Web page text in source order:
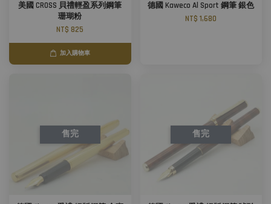
美國 CROSS 貝禮輕盈系列鋼筆
珊瑚粉
NT$ 825
加入購物車
德國 Kaweco Al Sport 鋼筆 銀色
NT$ 1,680
售完 售完